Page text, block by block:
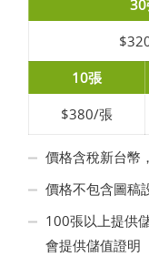
30
10張
$380/張
價格含稅新台幣
價格不包含圖稿
100張以上提供
會提供儲值證明